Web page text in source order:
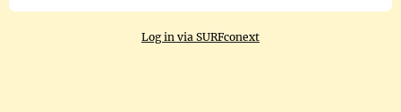
Log in via SURFconext